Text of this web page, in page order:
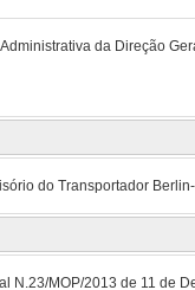
da Direção
do Transportador
N.23/MOP/2013 de 11 de